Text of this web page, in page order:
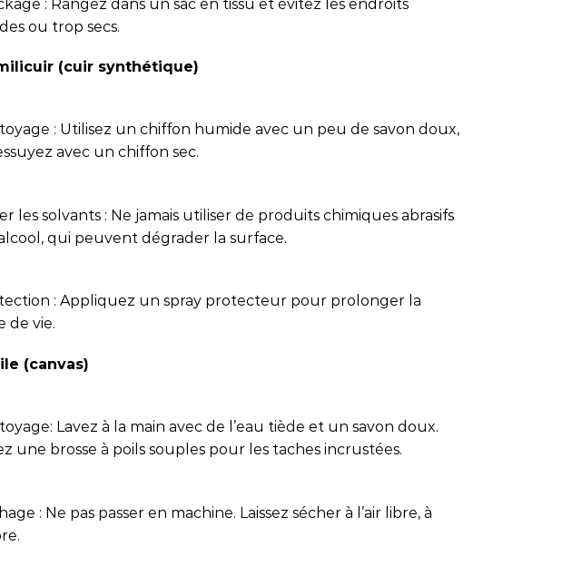
: Rangez dans un sac en tissu et évitez les endroits
ou trop secs.
(cuir synthétique)
: Utilisez un chiffon humide avec un peu de savon doux,
avec un chiffon sec.
les solvants : Ne jamais utiliser de produits chimiques abrasifs
qui peuvent dégrader la surface.
: Appliquez un spray protecteur pour prolonger la
de vie.
(canvas)
Lavez à la main avec de l’eau tiède et un savon doux.
une brosse à poils souples pour les taches incrustées.
: Ne pas passer en machine. Laissez sécher à l’air libre, à